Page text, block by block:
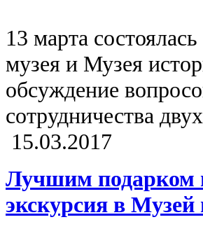
13 марта
музея и Музея
обсуждение
сотрудничества
15.03.2017
Лучшим подарком
экскурсия в